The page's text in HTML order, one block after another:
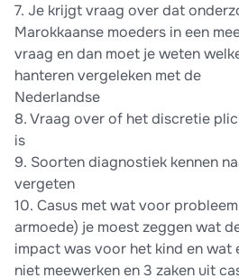
7. Je krijgt vraag over dat
Marokkaanse moeders in een
vraag en dan moet je weten
hanteren vergeleken met de
Nederlandse
8. Vraag over of het discretie
is
9. Soorten diagnostiek kennen
vergeten
10. Casus met wat voor
armoede) je moest zeggen wat
impact was voor het kind en wat
niet meewerken en 3 zaken uit